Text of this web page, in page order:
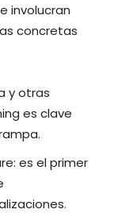
involucran
concretas
y otras
es clave
es el primer